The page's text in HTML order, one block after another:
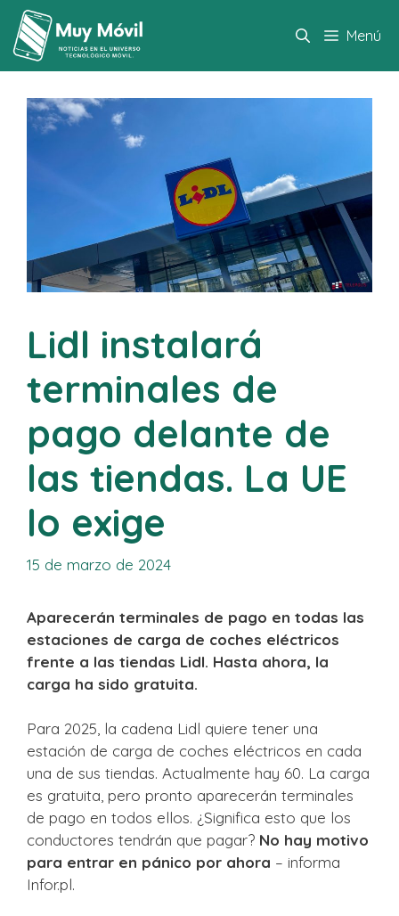
Saltar
contenido
Menú
Lidl instalará
terminales de
pago delante de
las tiendas. La UE
lo exige
15 de marzo de 2024
Aparecerán terminales de pago en todas las
estaciones de carga de coches eléctricos
frente a las tiendas Lidl. Hasta ahora, la
carga ha sido gratuita.
Para 2025, la cadena Lidl quiere tener una
estación de carga de coches eléctricos en cada
una de sus tiendas. Actualmente hay 60. La carga
es gratuita, pero pronto aparecerán terminales
de pago en todos ellos. ¿Significa esto que los
conductores tendrán que pagar? No hay motivo
para entrar en pánico por ahora – informa
Infor.pl.